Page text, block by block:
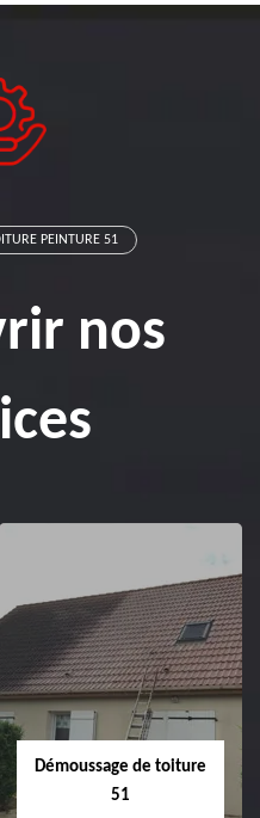
PEINTURE 51
nos
Démoussage de toiture
51